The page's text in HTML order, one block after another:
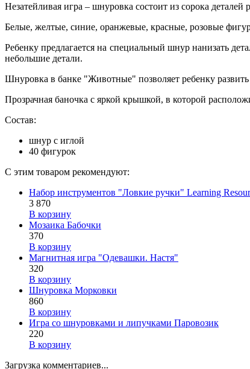
Незатейливая игра – шнуровка состоит из сорока
Белые, желтые, синие, оранжевые, красные, розовые
Ребенку предлагается на специальный шнур нанизать
небольшие детали.
Шнуровка в банке "Животные" позволяет ребенку
Прозрачная баночка с яркой крышкой, в которой
Состав:
шнур с иглой
40 фигурок
С этим товаром рекомендуют:
Набор инструментов "Ловкие ручки" Learning
3 870
В корзину
Мозаика Бабочки
370
В корзину
Магнитная игра "Одевашки. Настя"
320
В корзину
Шнуровка Морковки
860
В корзину
Игра со шнуровками и липучками Паровозик
220
В корзину
Загрузка комментариев...